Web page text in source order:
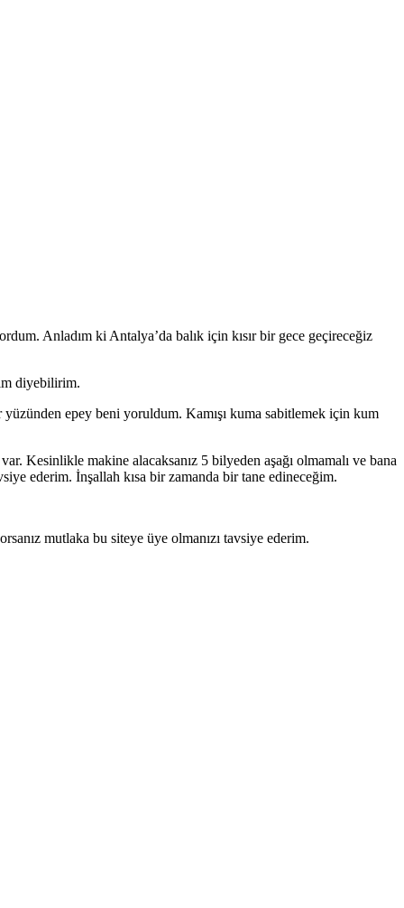
Anladım ki Antalya’da balık için kısır bir gece geçireceğiz
diyebilirim.
yüzünden epey beni yoruldum. Kamışı kuma sabitlemek için kum
Kesinlikle makine alacaksanız 5 bilyeden aşağı olmamalı ve bana
ederim. İnşallah kısa bir zamanda bir tane edineceğim.
mutlaka bu siteye üye olmanızı tavsiye ederim.